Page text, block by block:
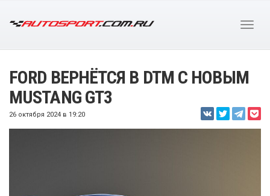
FORD ВЕРНЁТСЯ В DTM С НОВЫМ
MUSTANG GT3
26 октября 2024 в 19:20